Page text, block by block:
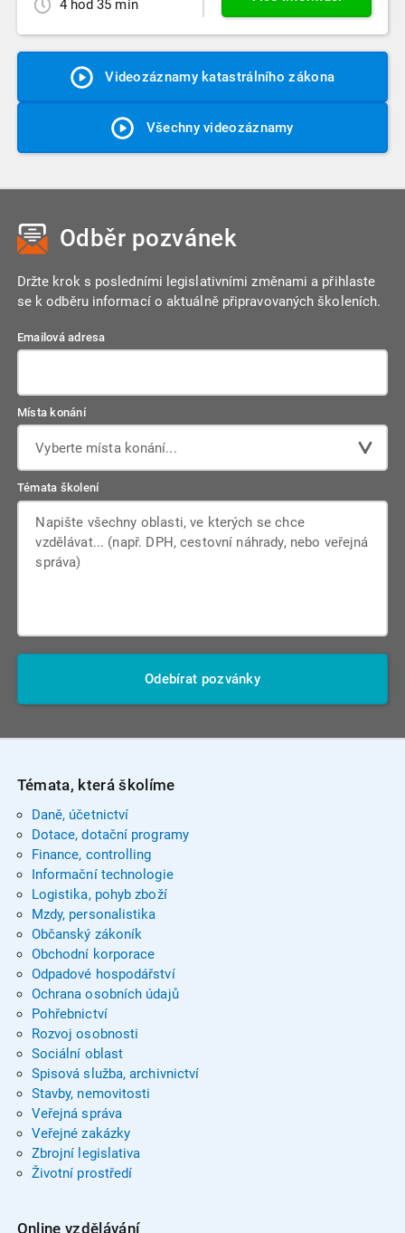
4 hod 35 min
Videozáznamy katastrálního zákona
Všechny videozáznamy
Odběr pozvánek
Držte krok s posledními legislativními změnami a přihlaste
se k odběru informací o aktuálně připravovaných školeních.
Emailová adresa
Místa konání
Vyberte místa konání...
Témata školení
Odebírat pozvánky
Témata, která školíme
Daně, účetnictví
Dotace, dotační programy
Finance, controlling
Informační technologie
Logistika, pohyb zboží
Mzdy, personalistika
Občanský zákoník
Obchodní korporace
Odpadové hospodářství
Ochrana osobních údajů
Pohřebnictví
Rozvoj osobnosti
Sociální oblast
Spisová služba, archivnictví
Stavby, nemovitosti
Veřejná správa
Veřejné zakázky
Zbrojní legislativa
Životní prostředí
Online vzdělávání